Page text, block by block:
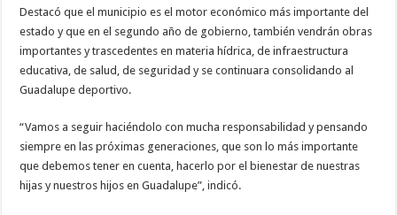
Destacó que el municipio es el motor económico más importante del
estado y que en el segundo año de gobierno, también vendrán obras
importantes y trascedentes en materia hídrica, de infraestructura
educativa, de salud, de seguridad y se continuara consolidando al
Guadalupe deportivo.
“Vamos a seguir haciéndolo con mucha responsabilidad y pensando
siempre en las próximas generaciones, que son lo más importante
que debemos tener en cuenta, hacerlo por el bienestar de nuestras
hijas y nuestros hijos en Guadalupe”, indicó.